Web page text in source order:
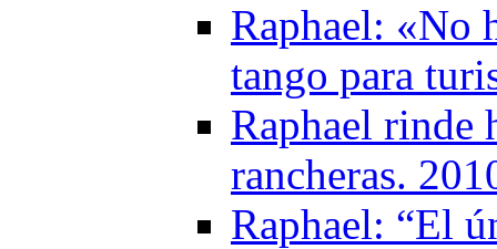
Raphael: «No
tango para
Raphael rinde
rancheras.
Raphael: “El